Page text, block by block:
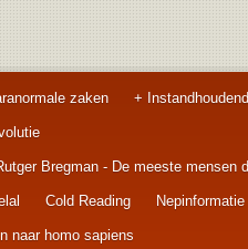
zaken +
Bregman - De meeste mensen
Cold Reading Nepinformatie
naar homo sapiens